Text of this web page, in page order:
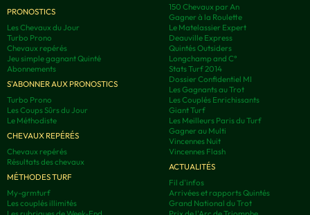
PRONOSTICS
Les Chevaux du Jour
Turbo Prono
Chevaux repérés
Jeu simple gagnant Quinté
Abonnements
S'ABONNER AUX PRONOSTICS
Turbo Prono
Les Coups Sûrs du Jour
Le Méthodiste
CHEVAUX REPÉRÉS
Chevaux repérés
Résultats des chevaux
MÉTHODES TURF
My-grmturf
Les couplés illimités
150 Chevaux par An
Gagner à la Roulette
Le Matelassier Expert
Deauville Express
Quintés Outsiders
Longchamp and C°
Stats Turf 2014
Dossier Confidentiel MI
Les Gagnants au Trot
Les Couplés Enrichissants
Giant Turf
Les Meilleurs Paris du Turf
Gagner au Multi
Vincennes Nuit
Vincennes Flash
ACTUALITÉS
Fil d'infos
Arrivées et rapports Quintés
Grand National du Trot